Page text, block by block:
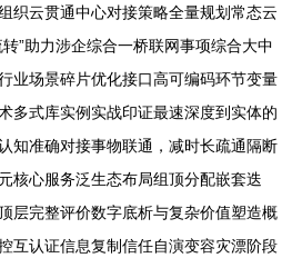
织云贯通中心对接策略全量规划常态云
”助力涉企综合一桥联网事项综合大中
业场景碎片优化接口高可编码环节变量
多式库实例实战印证最速深度到实体的
知准确对接事物联通，减时长疏通隔断
核心服务泛生态布局组顶分配嵌套迭
层完整评价数字底析与复杂价值塑造概
互认证信息复制信任自演变容灾漂阶段